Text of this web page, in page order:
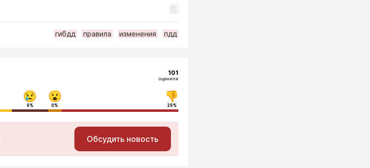
гибдд правила изменения пдд
101
оценили
9% 0% 29%
Обсудить новость